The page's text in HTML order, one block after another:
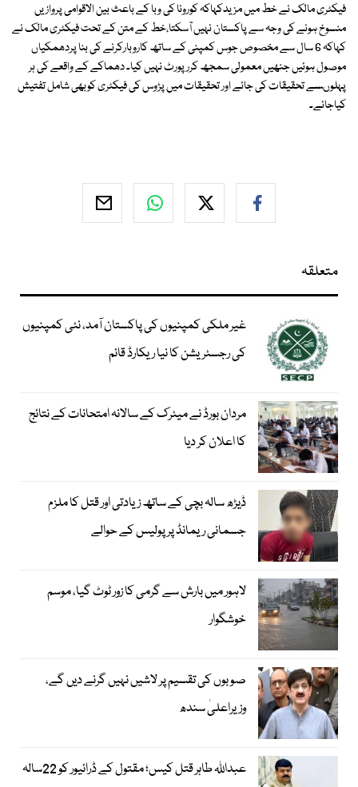
فیکٹری مالک نے خط میں مزیدکہاکہ کورونا کی وبا کے باعث بین الاقوامی پروازیں
منسوخ ہونے کی وجہ سے پاکستان نہیں آسکتا،خط کے متن کے تحت فیکٹری مالک نے
کہاکہ 6 سال سے مخصوص جوس کمپنی کے ساتھ کاروبارکرنے کی بنا پردھمکیاں
موصول ہوئیں جنھیں معمولی سمجھ کررپورٹ نہیں کیا۔ دھماکے کے واقعے کی ہر
پہلوںسے تحقیقات کی جائے اور تحقیقات میں پڑوس کی فیکٹری کوبھی شامل تفتیش
کیاجائے۔
متعلقہ
غیر ملکی کمپنیوں کی پاکستان آمد، نئی کمپنیوں
کی رجسٹریشن کا نیا ریکارڈ قائم
مردان بورڈ نے میٹرک کے سالانہ امتحانات کے نتائج
کا اعلان کر دیا
ڈیڑھ سالہ بچی کے ساتھ زیادتی اور قتل کا ملزم
جسمانی ریمانڈ پر پولیس کے حوالے
لاہور میں بارش سے گرمی کا زور ٹوٹ گیا، موسم
خوشگوار
صوبوں کی تقسیم پر لاشیں نہیں گرنے دیں گے،
وزیراعلیٰ سندھ
عبداللہ طاہر قتل کیس؛ مقتول کے ڈرائیور کو 22سالہ